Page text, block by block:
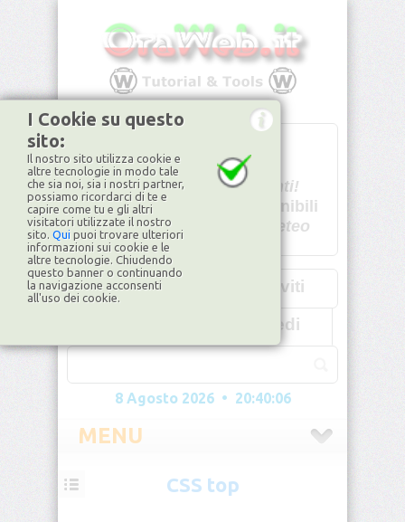
U - -
Spiacenti!
non disponibili
Dati meteo
©2026ilMeteo.it
Iscriviti
Accedi
8 Agosto 2026 • 20:40:09
MENU
CSS CSS top
I Cookie su questo
sito:
Il nostro sito utilizza cookie e
altre tecnologie in modo tale
che sia noi, sia i nostri partner,
possiamo ricordarci di te e
capire come tu e gli altri
visitatori utilizzate il nostro
sito. Qui puoi trovare ulteriori
informazioni sui cookie e le
altre tecnologie. Chiudendo
questo banner o continuando
la navigazione acconsenti
all'uso dei cookie.